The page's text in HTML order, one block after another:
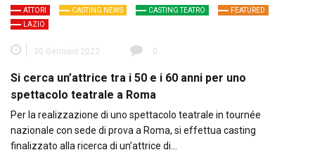
ATTORI CASTING NEWS CASTING TEATRO
FEATURED
LAZIO
30 Gennaio 2022 0
Si cerca un’attrice tra i 50 e i 60 anni per uno
spettacolo teatrale a Roma
Per la realizzazione di uno spettacolo teatrale in tournée
nazionale con sede di prova a Roma, si effettua casting
finalizzato alla ricerca di un’attrice di…